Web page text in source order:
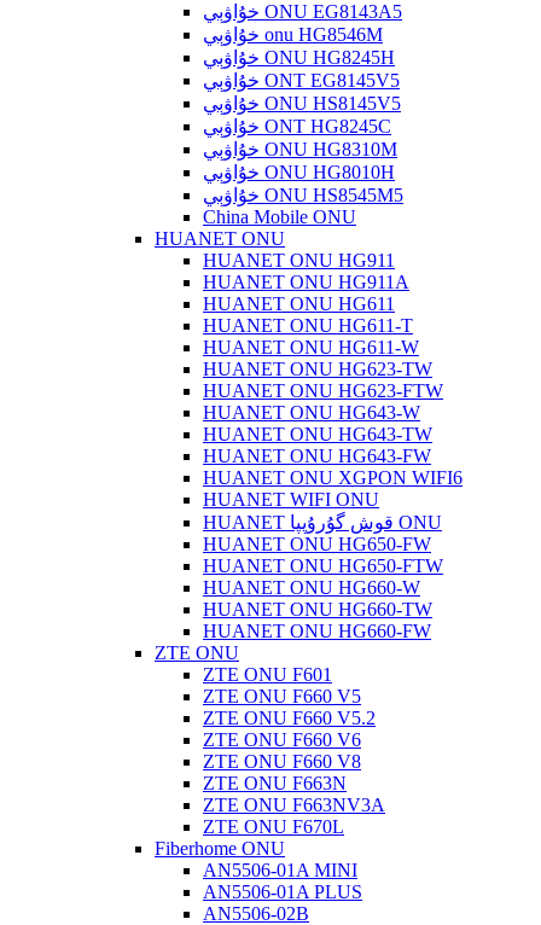
خۇاۋېي ONU EG8143A5
خۇاۋېي onu HG8546M
خۇاۋېي ONU HG8245H
خۇاۋېي ONT EG8145V5
خۇاۋېي ONU HS8145V5
خۇاۋېي ONT HG8245C
خۇاۋېي ONU HG8310M
خۇاۋېي ONU HG8010H
خۇاۋېي ONU HS8545M5
China Mobile ONU
HUANET ONU
HUANET ONU HG911
HUANET ONU HG911A
HUANET ONU HG611
HUANET ONU HG611-T
HUANET ONU HG611-W
HUANET ONU HG623-TW
HUANET ONU HG623-FTW
HUANET ONU HG643-W
HUANET ONU HG643-TW
HUANET ONU HG643-FW
HUANET ONU XGPON WIFI6
HUANET WIFI ONU
HUANET قوش گۇرۇپپا ONU
HUANET ONU HG650-FW
HUANET ONU HG650-FTW
HUANET ONU HG660-W
HUANET ONU HG660-TW
HUANET ONU HG660-FW
ZTE ONU
ZTE ONU F601
ZTE ONU F660 V5
ZTE ONU F660 V5.2
ZTE ONU F660 V6
ZTE ONU F660 V8
ZTE ONU F663N
ZTE ONU F663NV3A
ZTE ONU F670L
Fiberhome ONU
AN5506-01A MINI
AN5506-01A PLUS
AN5506-02B